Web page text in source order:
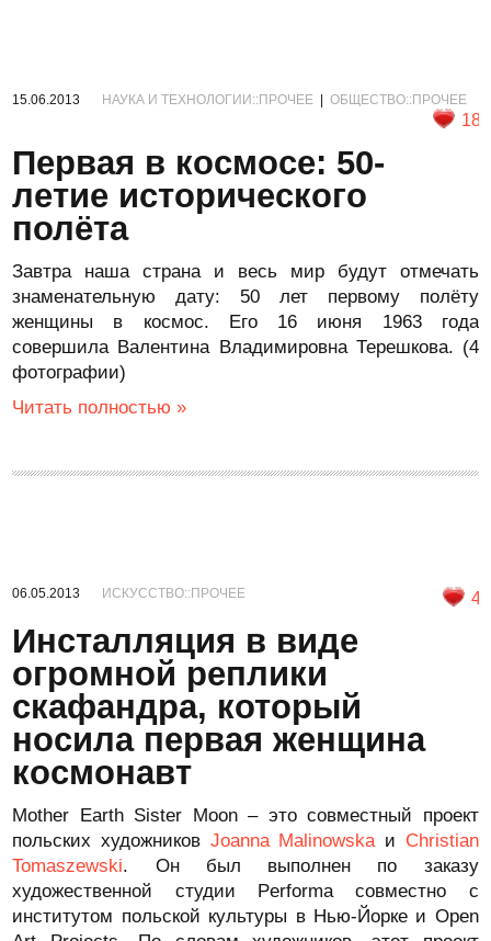
15.06.2013 НАУКА И ТЕХНОЛОГИИ::ПРОЧЕЕ |ОБЩЕСТВО::ПРОЧЕЕ
18
Первая в космосе: 50-
летие исторического
полёта
Завтра наша страна и весь мир будут отмечать
знаменательную дату: 50 лет первому полёту
женщины в космос. Его 16 июня 1963 года
совершила Валентина Владимировна Терешкова. (4
фотографии)
Читать полностью »
06.05.2013 ИСКУССТВО::ПРОЧЕЕ 4
Инсталляция в виде
огромной реплики
скафандра, который
носила первая женщина
космонавт
Mother Earth Sister Moon – это совместный проект
польских художников Joanna Malinowskaи Christian
Tomaszewski. Он был выполнен по заказу
художественной студии Performa совместно с
институтом польской культуры в Нью-Йорке и Open